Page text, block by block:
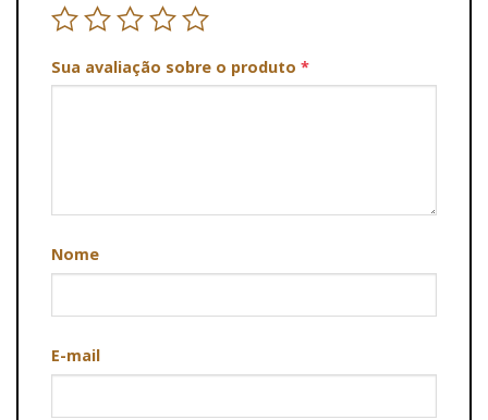
Sua avaliação sobre o produto *
Nome
E-mail